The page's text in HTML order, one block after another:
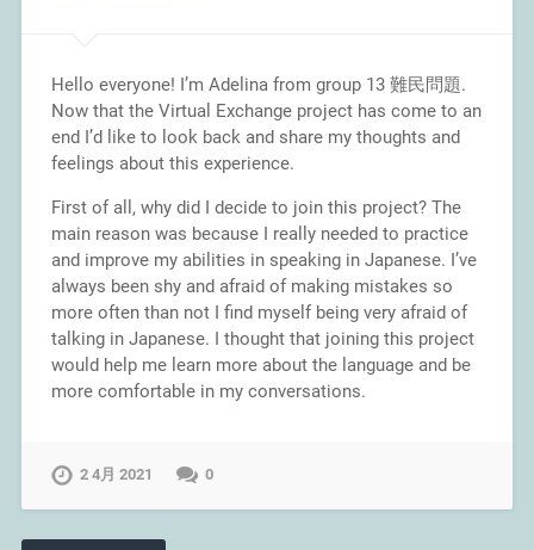
Hello everyone! I’m Adelina from group 13 難民問題.
Now that the Virtual Exchange project has come to an
end I’d like to look back and share my thoughts and
feelings about this experience.
First of all, why did I decide to join this project? The
main reason was because I really needed to practice
and improve my abilities in speaking in Japanese. I’ve
always been shy and afraid of making mistakes so
more often than not I find myself being very afraid of
talking in Japanese. I thought that joining this project
would help me learn more about the language and be
more comfortable in my conversations.
2 4月 2021 0